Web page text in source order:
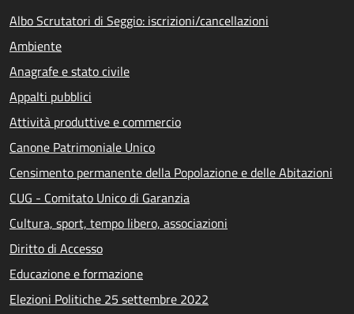
Albo Scrutatori di Seggio: iscrizioni/cancellazioni
Ambiente
Anagrafe e stato civile
Appalti pubblici
Attività produttive e commercio
Canone Patrimoniale Unico
Censimento permanente della Popolazione e delle Abitazioni
CUG - Comitato Unico di Garanzia
Cultura, sport, tempo libero, associazioni
Diritto di Accesso
Educazione e formazione
Elezioni Politiche 25 settembre 2022